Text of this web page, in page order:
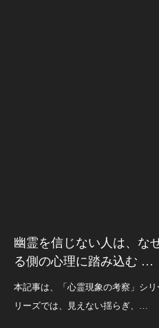
幽霊を信じない人は、な
る側の心理に踏み込む …
本記事は、「心霊現象の考察」シ
リーズでは、見えない揺らぎ、…